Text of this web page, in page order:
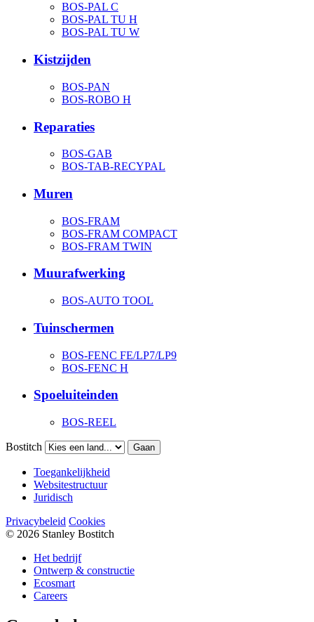
BOS-PAL C
BOS-PAL TU H
BOS-PAL TU W
Kistzijden
BOS-PAN
BOS-ROBO H
Reparaties
BOS-GAB
BOS-TAB-RECYPAL
Muren
BOS-FRAM
BOS-FRAM COMPACT
BOS-FRAM TWIN
Muurafwerking
BOS-AUTO TOOL
Tuinschermen
BOS-FENC FE/LP7/LP9
BOS-FENC H
Spoeluiteinden
BOS-REEL
Bostitch Gaan
Toegankelijkheid
Websitestructuur
Juridisch
Privacybeleid Cookies
© 2026 Stanley Bostitch
Het bedrijf
Ontwerp & constructie
Ecosmart
Careers